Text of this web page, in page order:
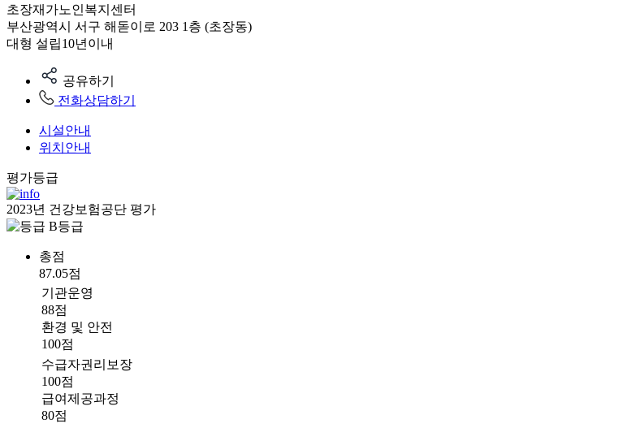
초장재가노인복지센터
부산광역시 서구 해돋이로 203 1층 (초장동)
대형 설립10년이내
공유하기
전화상담하기
시설안내
위치안내
평가등급
2023년 건강보험공단 평가
B등급
총점
87.05점
기관운영
88점
환경 및 안전
100점
수급자권리보장
100점
급여제공과정
80점